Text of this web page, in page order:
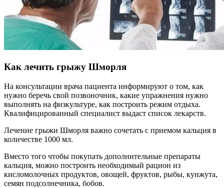
Как лечить грыжу Шморля
На консультации врача пациента информируют о том, как
нужно беречь свой позвоночник, какие упражнения нужно
выполнять на физкультуре, как построить режим отдыха.
Квалифицированный специалист выдаст список лекарств.
Лечение грыжи Шморля важно сочетать с приемом кальция в
количестве 1000 мл.
Вместо того чтобы покупать дополнительные препараты
кальция, можно построить необходимый рацион из
кисломолочных продуктов, овощей, фруктов, рыбы, кунжута,
семян подсолнечника, бобов.